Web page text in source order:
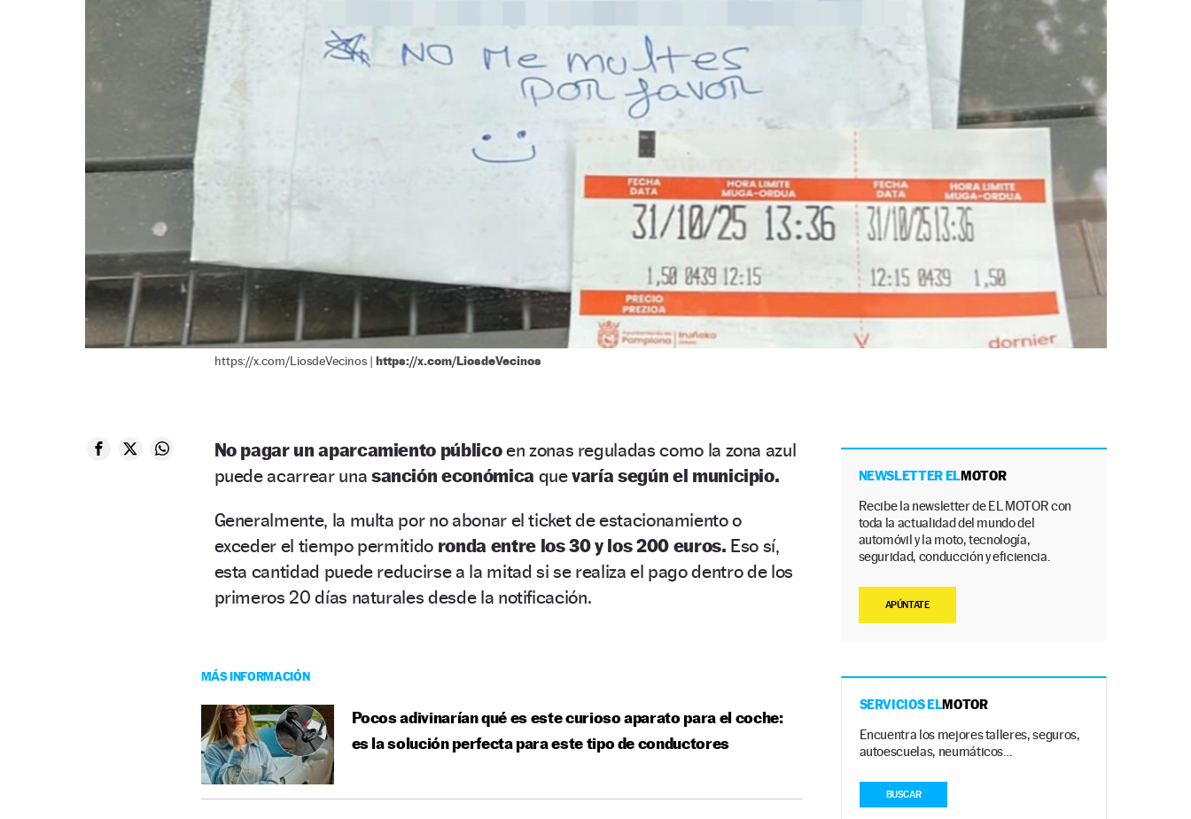
https://x.com/LiosdeVecinos | https://x.com/LiosdeVecinos
No pagar un aparcamiento públicoen zonas reguladas como la zona azul
puede acarrear una sanción económica quevaría según el municipio.
Generalmente, la multa por no abonar el ticket de estacionamiento o
exceder el tiempo permitido ronda entre los 30 y los 200 euros. Eso sí,
esta cantidad puede reducirse a la mitad si se realiza el pago dentro de los
primeros 20 días naturales desde la notificación.
MÁS INFORMACIÓN
Pocos adivinarían qué es este curioso aparato para el coche:
es la solución perfecta para este tipo de conductores
NEWSLETTER ELMOTOR
Recibe la newsletter de EL MOTOR con
toda la actualidad del mundo del
automóvil y la moto, tecnología,
seguridad, conducción y eficiencia.
APÚNTATE
SERVICIOS ELMOTOR
Encuentra los mejores talleres, seguros,
autoescuelas, neumáticos…
BUSCAR